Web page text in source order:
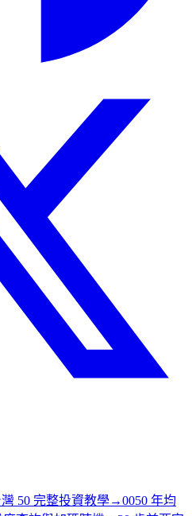
50 完整投資教學→0050 年均